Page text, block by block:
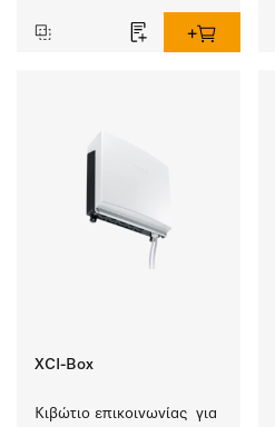
XCI-Box
Κιβώτιο επικοινωνίας  για